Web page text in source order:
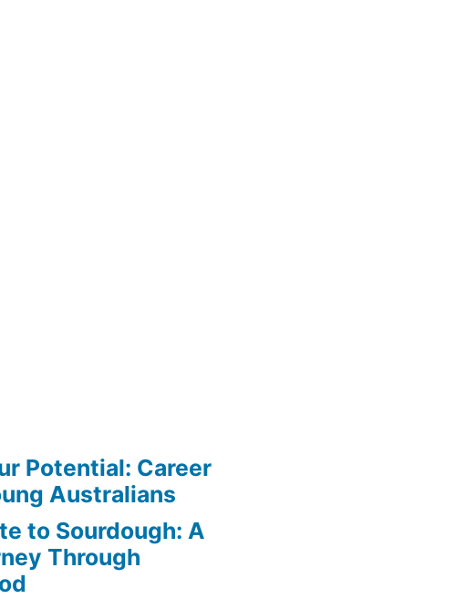
Potential: Career
Australians
to Sourdough: A
Through